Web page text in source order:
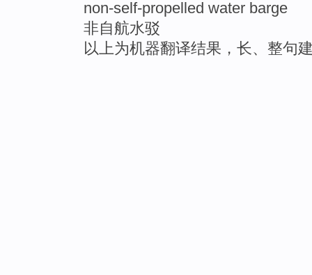
non-self-propelled water barge
非自航水驳
以上为机器翻译结果，长、整句